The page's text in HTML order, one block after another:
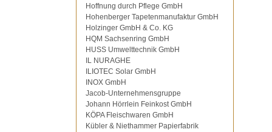
Hoffnung durch Pflege GmbH
Hohenberger Tapetenmanufaktur GmbH
Holzinger GmbH & Co. KG
HQM Sachsenring GmbH
HUSS Umwelttechnik GmbH
IL NURAGHE
ILIOTEC Solar GmbH
INOX GmbH
Jacob-Unternehmensgruppe
Johann Hörrlein Feinkost GmbH
KÖPA Fleischwaren GmbH
Kübler & Niethammer Papierfabrik